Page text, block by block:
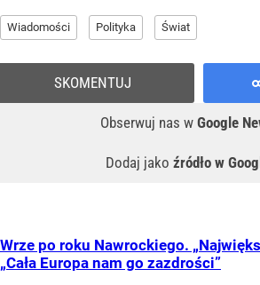
Wiadomości Polityka Świat
Obserwuj nas w Google
Dodaj jako źródło w
SKOMENTUJ
Wrze po roku Nawrockiego.
„Cała Europa nam go zazdrości”